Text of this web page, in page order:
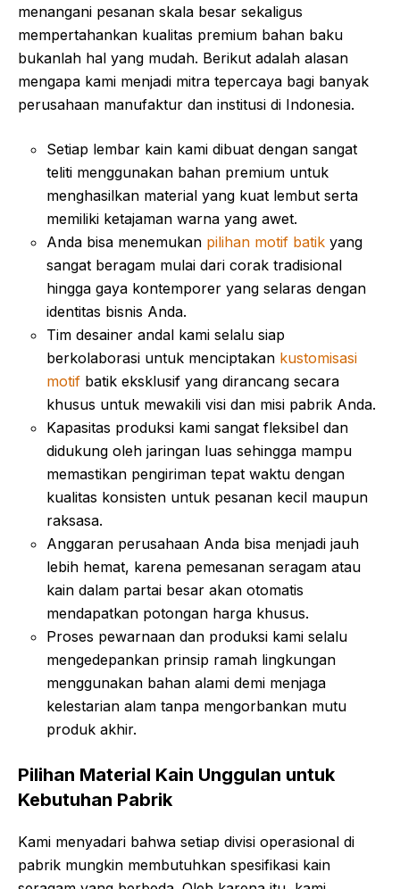
menangani pesanan skala besar sekaligus
mempertahankan kualitas premium bahan baku
bukanlah hal yang mudah. Berikut adalah alasan
mengapa kami menjadi mitra tepercaya bagi banyak
perusahaan manufaktur dan institusi di Indonesia.
Setiap lembar kain kami dibuat dengan sangat
teliti menggunakan bahan premium untuk
menghasilkan material yang kuat lembut serta
memiliki ketajaman warna yang awet.
Anda bisa menemukan pilihan motif batik yang
sangat beragam mulai dari corak tradisional
hingga gaya kontemporer yang selaras dengan
identitas bisnis Anda.
Tim desainer andal kami selalu siap
berkolaborasi untuk menciptakan kustomisasi
motif batik eksklusif yang dirancang secara
khusus untuk mewakili visi dan misi pabrik Anda.
Kapasitas produksi kami sangat fleksibel dan
didukung oleh jaringan luas sehingga mampu
memastikan pengiriman tepat waktu dengan
kualitas konsisten untuk pesanan kecil maupun
raksasa.
Anggaran perusahaan Anda bisa menjadi jauh
lebih hemat, karena pemesanan seragam atau
kain dalam partai besar akan otomatis
mendapatkan potongan harga khusus.
Proses pewarnaan dan produksi kami selalu
mengedepankan prinsip ramah lingkungan
menggunakan bahan alami demi menjaga
kelestarian alam tanpa mengorbankan mutu
produk akhir.
Pilihan Material Kain Unggulan untuk
Kebutuhan Pabrik
Kami menyadari bahwa setiap divisi operasional di
pabrik mungkin membutuhkan spesifikasi kain